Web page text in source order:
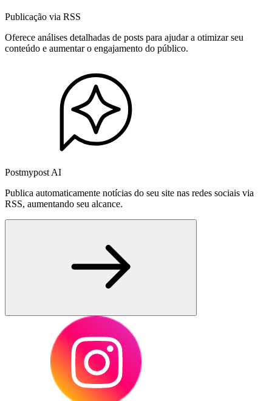
Publicação via RSS
Oferece análises detalhadas de posts para ajudar a otimizar seu
conteúdo e aumentar o engajamento do público.
Postmypost AI
Publica automaticamente notícias do seu site nas redes sociais via
RSS, aumentando seu alcance.